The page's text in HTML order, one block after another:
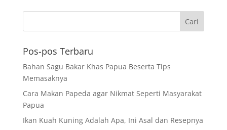
Pos-pos Terbaru
Bahan Sagu Bakar Khas Papua Beserta Tips
Memasaknya
Cara Makan Papeda agar Nikmat Seperti Masyarakat
Papua
Ikan Kuah Kuning Adalah Apa, Ini Asal dan Resepnya